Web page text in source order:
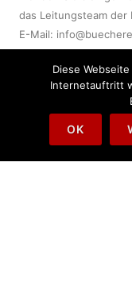
das Leitungsteam der
E-Mail:
Wir werden uns bei
aufnahme zeitnah um
Diese
Internetauftritt
OK